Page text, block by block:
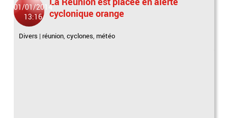
01/01/2014
13:16
cyclonique orange
Divers | réunion,cyclones, météo